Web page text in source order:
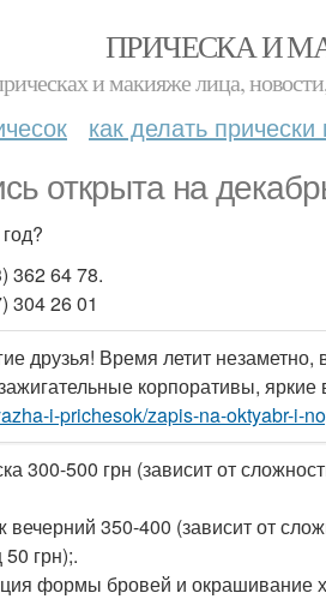
ПРИЧЕСКА И
и макияже лица,
как делать
открыта на
362 64 78.
304 26 01
друзья! Время летит незаметно,
корпоративы, яркие
i-prichesok/zapis-na-oktyabr-i-
300-500 грн (зависит от
вечерний 350-400 (зависит от
грн);.
формы бровей и окрашивание